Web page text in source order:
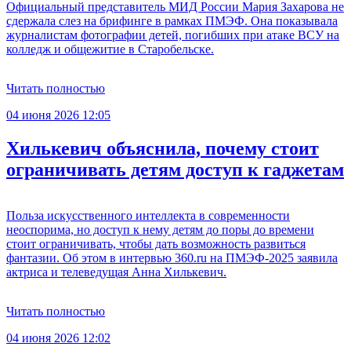
Официальный представитель МИД России Мария Захарова не
сдержала слез на брифинге в рамках ПМЭФ. Она показывала
журналистам фотографии детей, погибших при атаке ВСУ на
колледж и общежитие в Старобельске.
Читать полностью
04 июня 2026 12:05
Хилькевич объяснила, почему стоит
ограничивать детям доступ к гаджетам
Польза искусственного интеллекта в современности
неоспорима, но доступ к нему детям до поры до времени
стоит ограничивать, чтобы дать возможность развиться
фантазии. Об этом в интервью 360.ru на ПМЭФ-2025 заявила
актриса и телеведущая Анна Хилькевич.
Читать полностью
04 июня 2026 12:02